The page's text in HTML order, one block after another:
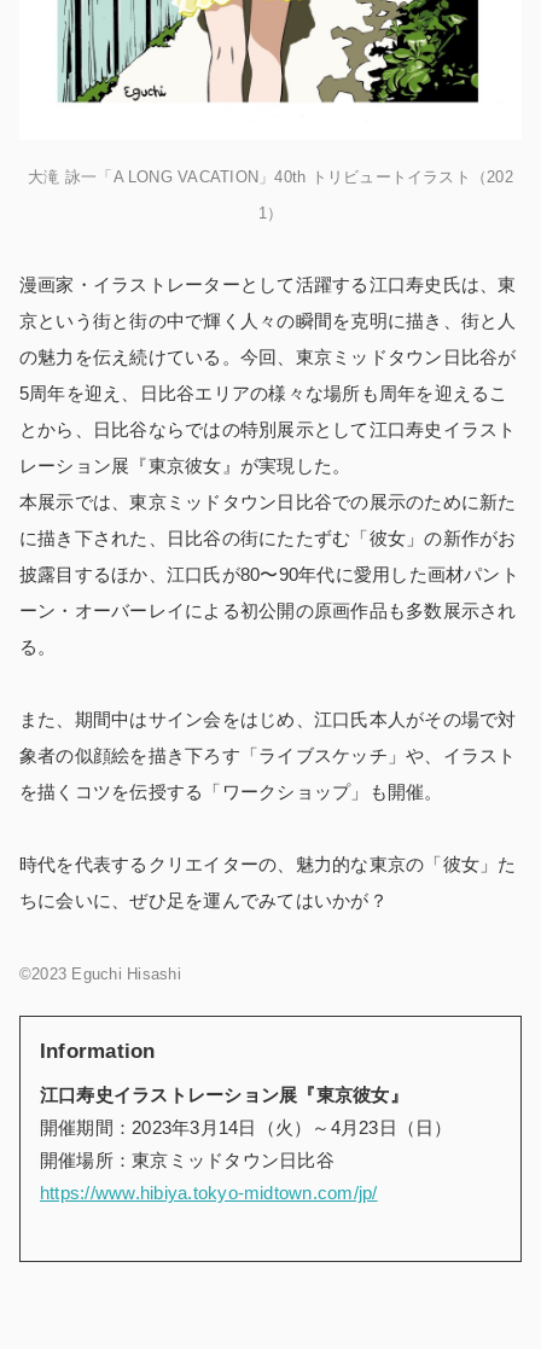
大滝 詠一「A LONG VACATION」40th トリビュートイラスト（202
1）
漫画家・イラストレーターとして活躍する江口寿史氏は、東
京という街と街の中で輝く人々の瞬間を克明に描き、街と人
の魅力を伝え続けている。今回、東京ミッドタウン日比谷が
5周年を迎え、日比谷エリアの様々な場所も周年を迎えるこ
とから、日比谷ならではの特別展示として江口寿史イラスト
レーション展『東京彼女』が実現した。
本展示では、東京ミッドタウン日比谷での展示のために新た
に描き下された、日比谷の街にたたずむ「彼女」の新作がお
披露目するほか、江口氏が80〜90年代に愛用した画材パント
ーン・オーバーレイによる初公開の原画作品も多数展示され
る。
また、期間中はサイン会をはじめ、江口氏本人がその場で対
象者の似顔絵を描き下ろす「ライブスケッチ」や、イラスト
を描くコツを伝授する「ワークショップ」も開催。
時代を代表するクリエイターの、魅力的な東京の「彼女」た
ちに会いに、ぜひ足を運んでみてはいかが？
©2023 Eguchi Hisashi
Information
江口寿史イラストレーション展『東京彼女』
開催期間：2023年3月14日（火）～4月23日（日）
開催場所：東京ミッドタウン日比谷
https://www.hibiya.tokyo-midtown.com/jp/